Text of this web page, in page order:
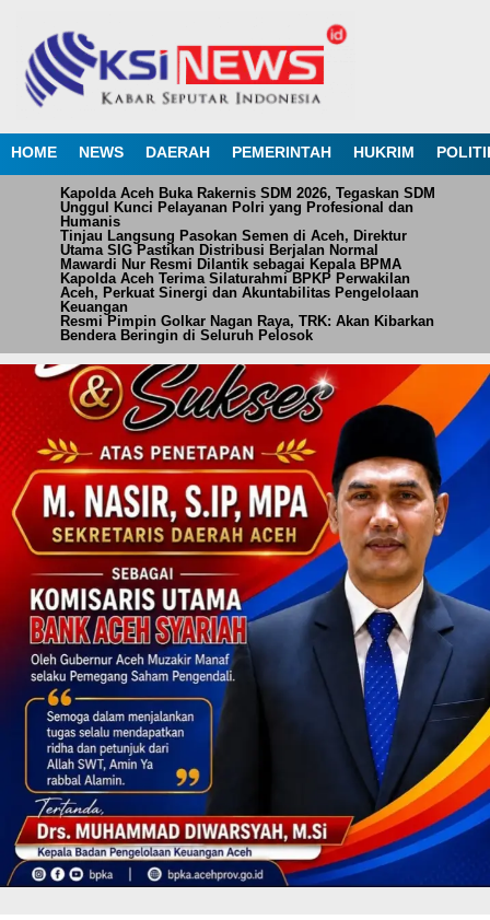
HOME NEWS DAERAH PEMERINTAH HUKRIM
Kapolda Aceh Buka Rakernis SDM 2026, Tegaskan SDM
Unggul Kunci Pelayanan Polri yang Profesional dan
Humanis
Tinjau Langsung Pasokan Semen di Aceh, Direktur
Utama SIG Pastikan Distribusi Berjalan Normal
Mawardi Nur Resmi Dilantik sebagai Kepala BPMA
Kapolda Aceh Terima Silaturahmi BPKP Perwakilan
Aceh, Perkuat Sinergi dan Akuntabilitas Pengelolaan
Keuangan
Resmi Pimpin Golkar Nagan Raya, TRK: Akan Kibarkan
Bendera Beringin di Seluruh Pelosok